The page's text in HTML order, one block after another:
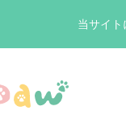
当サイ